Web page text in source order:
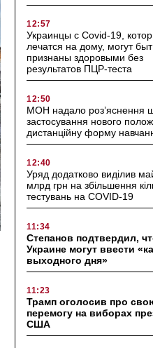
12:57
Украинцы с Covid-19,
лечатся на дому, могут
признаны здоровыми без
результатов ПЦР-теста
12:50
МОН надало роз’яснення
застосування нового
дистанційну форму
12:40
Уряд додатково виділив
млрд грн на збільшення
тестувань на COVID-19
11:34
Степанов подтвердил,
Украине могут ввести
выходного дня»
11:23
Трамп оголосив про
перемогу на виборах
США